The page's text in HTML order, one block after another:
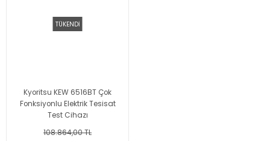
TÜKENDİ
Kyoritsu KEW 6516BT Çok
Fonksiyonlu Elektrik Tesisat
Test Cihazı
108.864,00 TL